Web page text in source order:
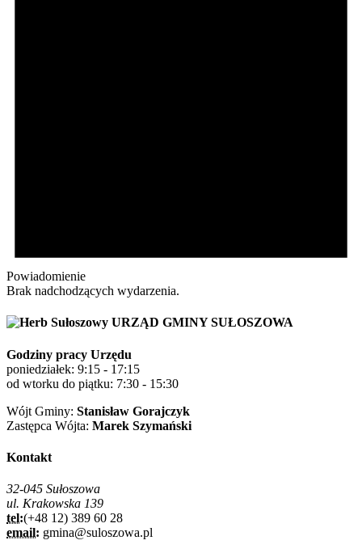
Powiadomienie
Brak nadchodzących wydarzenia.
URZĄD GMINY SUŁOSZOWA
Godziny pracy Urzędu
poniedziałek: 9:15 - 17:15
od wtorku do piątku: 7:30 - 15:30
Wójt Gminy: Stanisław Gorajczyk
Zastępca Wójta: Marek Szymański
Kontakt
32-045 Sułoszowa
ul. Krakowska 139
tel:(+48 12) 389 60 28
email: gmina@suloszowa.pl